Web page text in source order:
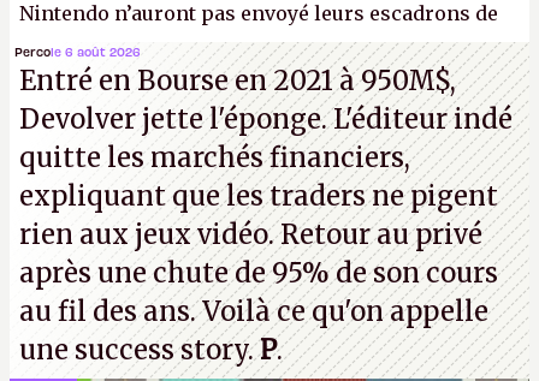
Nintendo n’auront pas envoyé leurs escadrons de
la mort judiciaires pour distribuer du copyright
strike à tour de bras, l'Oncle Sam continuera
d'étaler sa confiture intellectuelle sur vos
souvenirs d'enfance.P.
Percole 6 août 2026
Entré en Bourse en 2021 à 950M$,
Devolver jette l'éponge. L'éditeur indé
quitte les marchés financiers,
expliquant que les traders ne pigent
rien aux jeux vidéo. Retour au privé
après une chute de 95% de son cours
au fil des ans. Voilà ce qu'on appelle
une success story.P.